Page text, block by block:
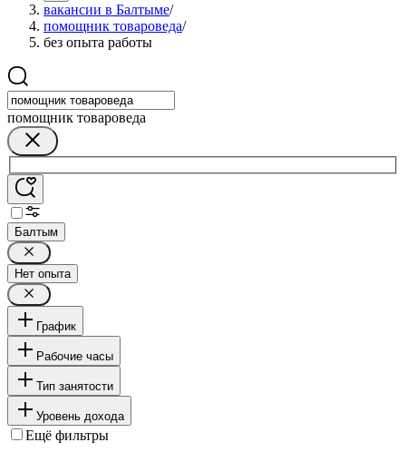
вакансии в Балтыме/
помощник товароведа/
без опыта работы
помощник товароведа
Балтым
Нет опыта
График
Рабочие часы
Тип занятости
Уровень дохода
Ещё фильтры